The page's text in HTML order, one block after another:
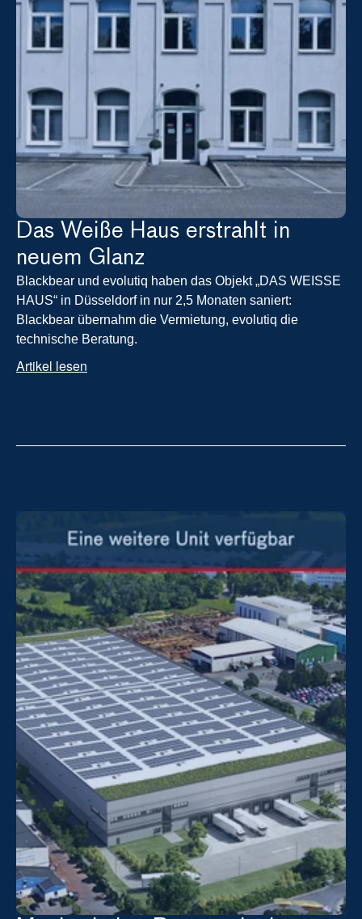
Das Weiße Haus erstrahlt in
neuem Glanz
Blackbear und evolutiq haben das Objekt „DAS WEISSE
HAUS“ in Düsseldorf in nur 2,5 Monaten saniert:
Blackbear übernahm die Vermietung, evolutiq die
technische Beratung.
Artikel lesen